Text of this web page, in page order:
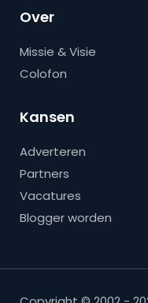
Over
Missie & Visie
Colofon
Kansen
Adverteren
Partners
Vacatures
Blogger worden